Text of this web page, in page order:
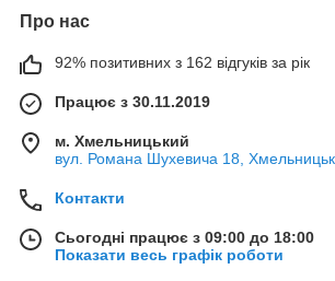
Про нас
92% позитивних з 162 відгуків за рік
Працює з 30.11.2019
м. Хмельницький
вул. Романа Шухевича 18,
Контакти
Сьогодні працює з 09:00 до 18:00
Показати весь графік роботи